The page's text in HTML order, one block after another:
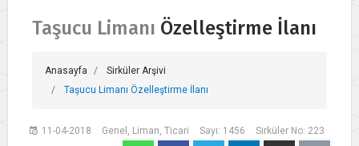
Taşucu Limanı Özelleştirme İlanı
Anasayfa
Sirküler Arşivi
Taşucu Limanı Özelleştirme İlanı
11-04-2018 Genel, Liman, Ticari Sayı: 1456 Sirküler No: 223